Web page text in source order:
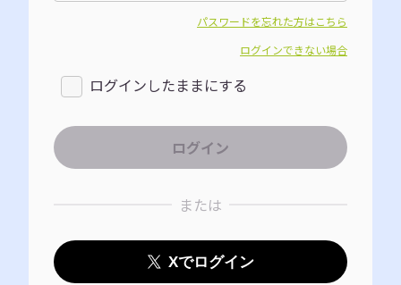
パスワードを忘れた方はこちら
ログインできない場合
ログインしたままにする
または
Xでログイン